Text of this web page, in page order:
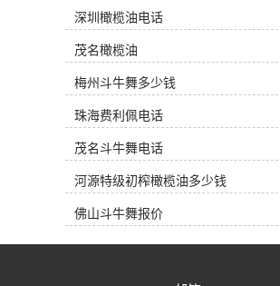
及严格的加工方式获得欧盟原产地*
保护(PDO)。这类油风味口感特别，
果香浓郁，因此价格比较昂贵。通常
产地油都在橄榄油专卖店中销售，深
受中产阶级的爱戴。工业油 (Bulk
Oil)：在超市中销售的绝大多数都是
这类工业油的来源。他们从世界各主
勾兑混装。这类橄榄油在标签上没有
种植地，只标明灌瓶的产地。由于是
照统一的配方进行勾兑，因此工业油
一般口感比较划一，但因其价格低
康元素。今天，我们将带您深入了解
橄榄油的魅力，并探讨如何在韶关市
场上做出明智的选择。橄榄油的健康
之源橄榄油富含单不饱和脂肪酸，特
别是油酸，这种健康脂肪有助于调节
胆固醇水平，对心血管健康大有裨
益。此外，橄榄油中还含有丰富的维
分有助于抵抗自由基的损害，保护细
胞免受氧化压力，从而减缓衰老过
程，维护皮肤健康。无论是用于烹
饪、凉拌还是烘焙，橄榄油都能为食
物增添独特的风味和香气。其金黄的
色泽和醇厚的口感，使每一道菜肴都
油，不仅是对美味的追求，更是对健
深圳橄榄油电话
茂名橄榄油
梅州斗牛舞多少钱
珠海费利佩电话
茂名斗牛舞电话
河源特级初榨橄榄油多少钱
佛山斗牛舞报价